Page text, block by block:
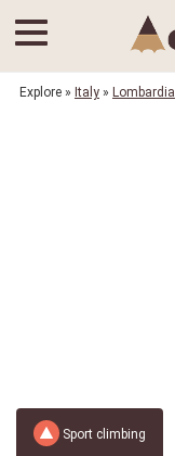
Explore » Italy » Lombardia
Sport climbing